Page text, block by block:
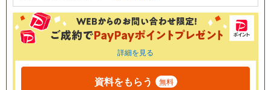
詳細を見る
資料をもらう 無料